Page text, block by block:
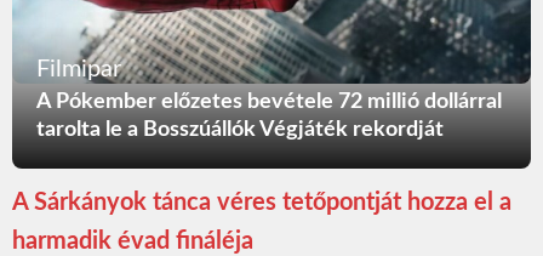
Filmipar
A Pókember előzetes bevétele 72 millió dollárral
tarolta le a Bosszúállók Végjáték rekordját
A Sárkányok tánca véres tetőpontját hozza el a
harmadik évad fináléja